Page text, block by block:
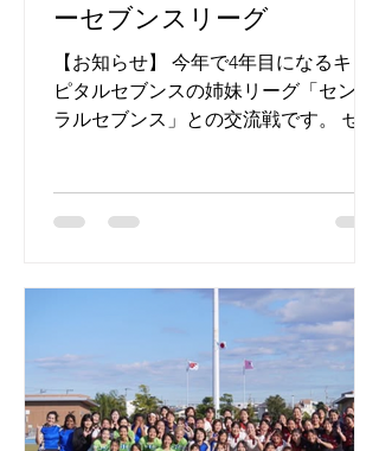
ーセブンスリーグ
【お知らせ】 今年で4年目になるキャ
ピタルセブンスの姉妹リーグ「セント
ラルセブンス」との交流戦です。 ぜひ
合開始時間：１０：００...